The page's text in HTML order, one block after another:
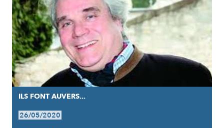
ILS FONT AUVERS...
26/05/2020